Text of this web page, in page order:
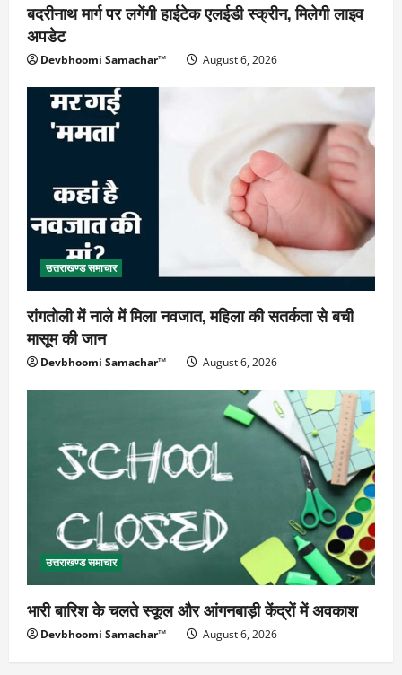
बदरीनाथ मार्ग पर लगेंगी हाईटेक एलईडी स्क्रीन, मिलेगी लाइव
अपडेट
Devbhoomi Samachar™ August 6, 2026
उत्तराखण्ड समाचार
रांगतोली में नाले में मिला नवजात, महिला की सतर्कता से बची
मासूम की जान
Devbhoomi Samachar™ August 6, 2026
उत्तराखण्ड समाचार
भारी बारिश के चलते स्कूल और आंगनबाड़ी केंद्रों में अवकाश
Devbhoomi Samachar™ August 6, 2026